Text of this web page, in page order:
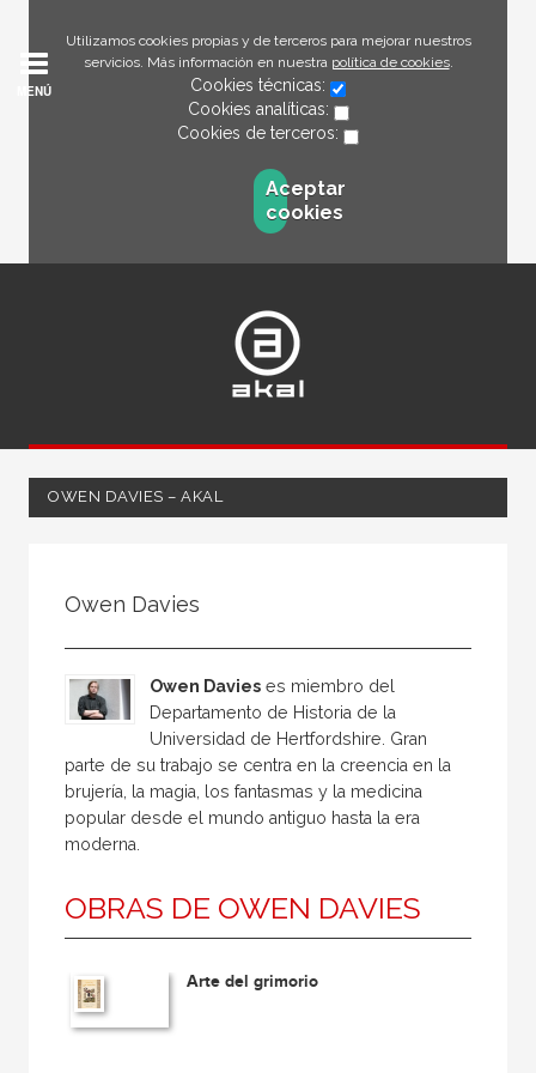
Utilizamos cookies propias y de terceros para mejorar nuestros
servicios. Más información en nuestra política de cookies.
Cookies técnicas:
Cookies analíticas:
Cookies de terceros:
Aceptar
cookies
MENÚ
OWEN DAVIES – AKAL
Coordinador
Editora
Escritor
Ilustrador
Traductor
Traductora
Owen Davies
Owen Davies es miembro del
Departamento de Historia de la
Universidad de Hertfordshire. Gran
parte de su trabajo se centra en la creencia en la
brujería, la magia, los fantasmas y la medicina
popular desde el mundo antiguo hasta la era
moderna.
OBRAS DE OWEN DAVIES
Arte del grimorio